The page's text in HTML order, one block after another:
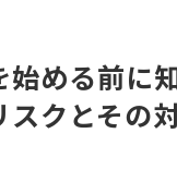
クを軽減するための
始める前に
スクとその